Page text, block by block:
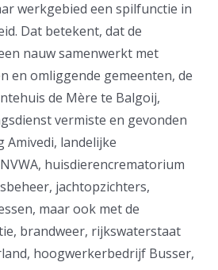
werkgebied een spilfunctie in
Dat betekent, dat de
nauw samenwerkt met
en omliggende gemeenten, de
de Mère te Balgoij,
vermiste en gevonden
landelijke
huisdierencrematorium
jachtopzichters,
maar ook met de
brandweer, rijkswaterstaat
hoogwerkerbedrijf Busser,